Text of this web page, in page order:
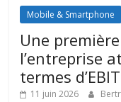
Mobile & Smartphone
Une
l’entreprise
termes
11 juin 2026